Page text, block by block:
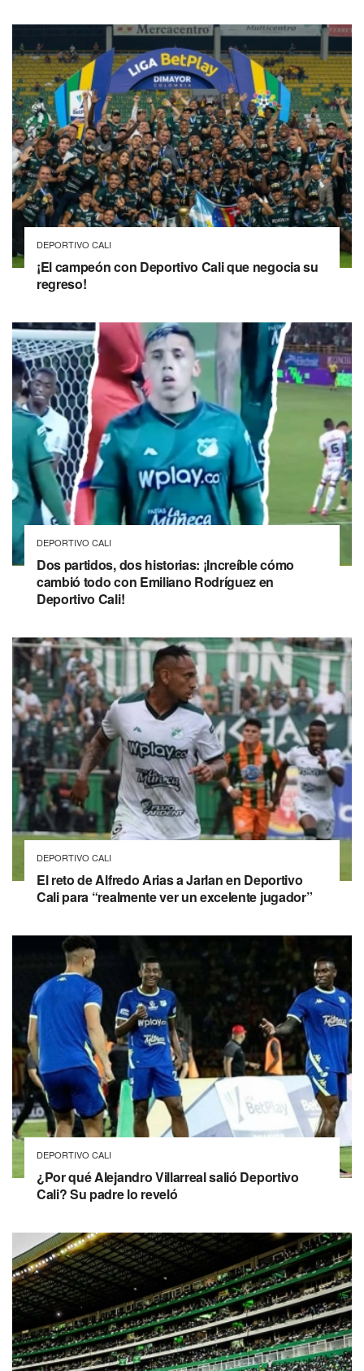
DEPORTIVO CALI
¡El campeón con Deportivo Cali que negocia su
regreso!
DEPORTIVO CALI
Dos partidos, dos historias: ¡Increíble cómo
cambió todo con Emiliano Rodríguez en
Deportivo Cali!
DEPORTIVO CALI
El reto de Alfredo Arias a Jarlan en Deportivo
Cali para “realmente ver un excelente jugador”
DEPORTIVO CALI
¿Por qué Alejandro Villarreal salió Deportivo
Cali? Su padre lo reveló